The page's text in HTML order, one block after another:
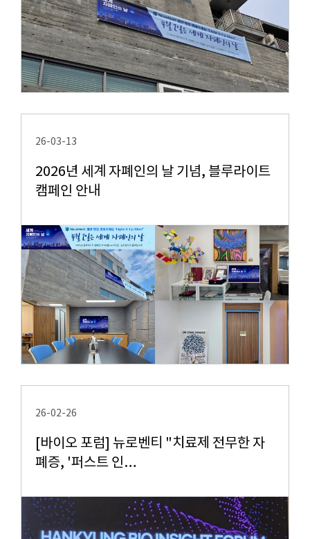
26-03-13
2026년 세계 자폐인의 날 기념, 블루라이트
캠페인 안내
26-02-26
[바이오 포럼] 뉴로벤티 "치료제 전무한 자
폐증, '퍼스트 인…